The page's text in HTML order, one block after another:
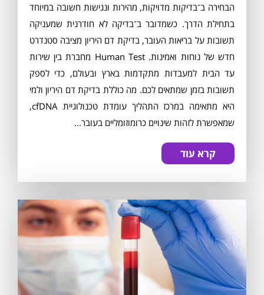
הבחירה ב־בדיקות מדויקות, מהירות ונגישות חשובה במיוחד
בתחילת הדרך. כשמדובר ב־בדיקה לא חודרנית שמעניקה
תשובות על בריאות העובר, בדיקת דם היריון מציבה סטנדרט
חדש של נוחות ואמינות. Human Test מחברת בין שירות
עד הבית למעבדות מתקדמות בארץ ובעולם, כדי לספק
תשובות בזמן שמתאים לכם. מה כוללת בדיקת דם היריון ולמי
היא מתאימה במרכז התהליך עומדת טכנולוגיית cfDNA,
שמאפשרת לזהות שינויים כרומוזומליים בעובר...
קרא עוד